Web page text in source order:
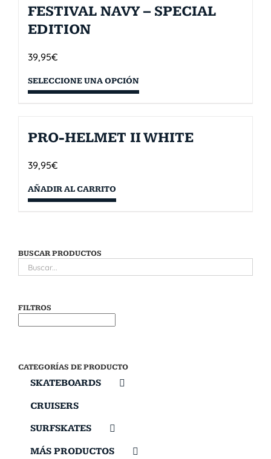
FESTIVAL NAVY – SPECIAL
EDITION
39,95€
SELECCIONE UNA OPCIÓN
PRO-HELMET II WHITE
39,95€
AÑADIR AL CARRITO
BUSCAR PRODUCTOS
FILTROS
CATEGORÍAS DE PRODUCTO
SKATEBOARDS
CRUISERS
SURFSKATES
MÁS PRODUCTOS